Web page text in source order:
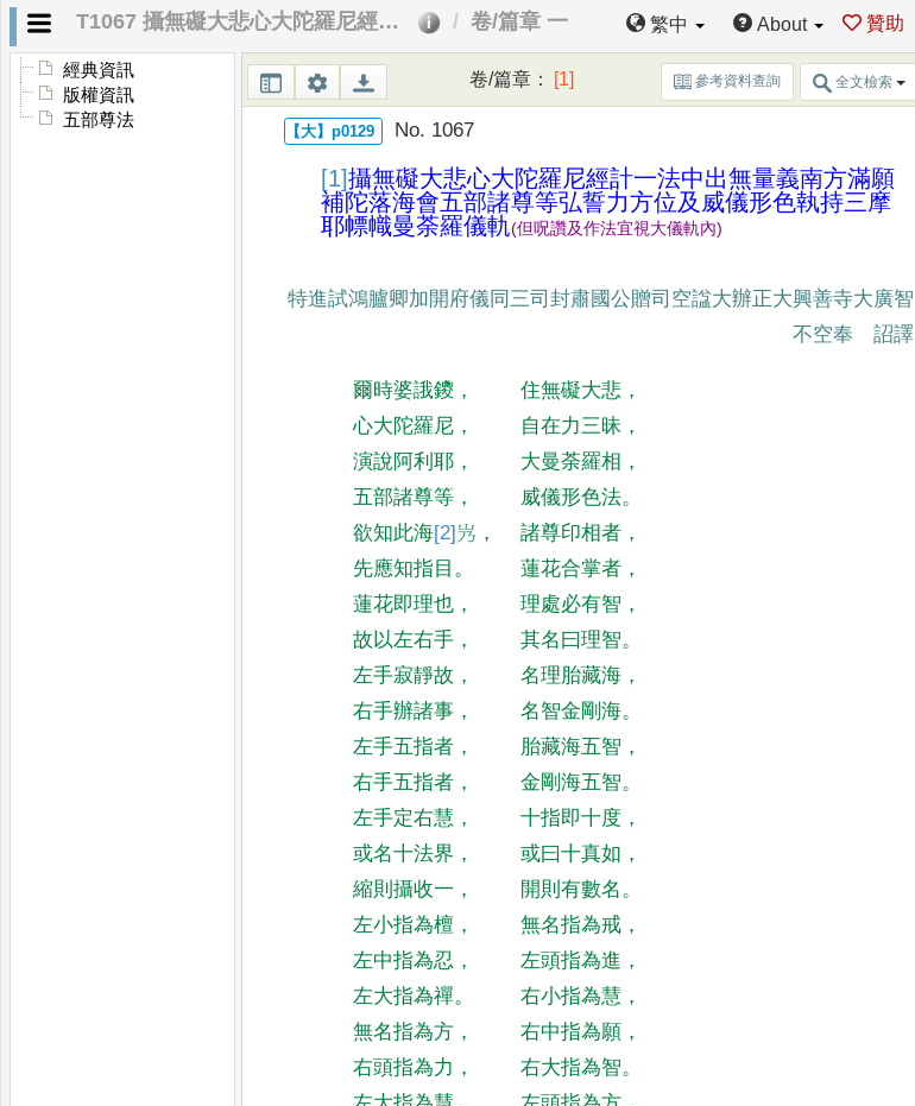
T1067 攝無礙大悲心大陀羅尼經計一法中出無量義南方滿願補陀落海會五部諸尊等弘誓力方位及威儀形色執持三摩耶幖幟曼荼羅儀軌 卷/篇章 一 繁中 About 贊助
經典資訊
版權資訊
五部尊法
卷/篇章 ： [1] 參考資料查詢 全文檢索
No. 1067
[1]攝無礙大悲心大陀羅尼經計一法中出無量義南方滿願
補陀落海會五部諸尊等弘誓力方位及 威儀形色執持三摩
耶幖幟曼荼羅儀軌(但呪讚及作法宜視大儀軌內)
特進試鴻臚卿加開府儀同三司封肅國公贈司空諡大辦正大興善寺大廣智
不空奉 詔譯
爾時婆誐鑁 ， 住無礙大悲 ，
心大陀羅尼 ， 自在力三昧 ，
演說阿利耶 ， 大曼荼羅相 ，
五部諸尊等 ， 威儀形色法。
欲知此海[2] 㞧 ， 諸尊印相者 ，
先應知指目 。 蓮花合掌者 ，
蓮花即理也 ， 理處必有智 ，
故以左右手 ， 其名曰理智。
左手寂靜故 ， 名理胎藏海 ，
右手辦諸事 ， 名智金剛海。
左手五指者 ， 胎藏海五智 ，
右手五指者 ， 金剛海五智。
左手定右慧 ， 十指即十度 ，
或名十法界 ， 或曰十真如 ，
縮則攝收一 ， 開則有數名。
左小指為檀 ， 無名指為戒 ，
左中指為忍 ， 左頭指為進 ，
左大指為禪。 右小指為慧 ，
無名指為方 ， 右中指為願 ，
右頭指為力 ， 右大指為智。